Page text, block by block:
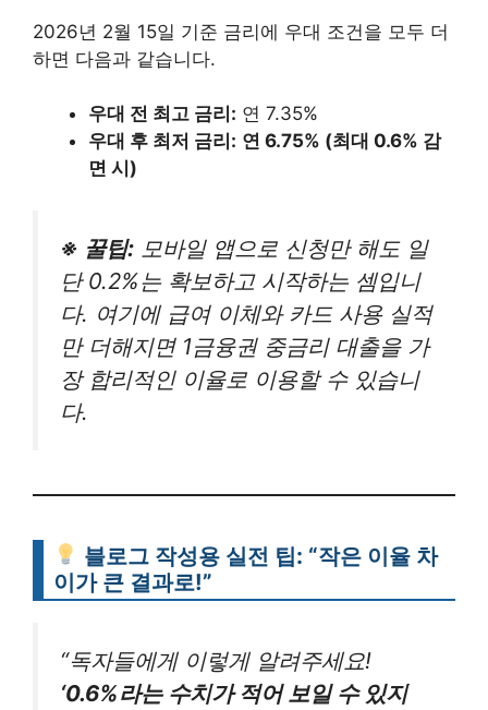
2026년 2월 15일 기준 금리에 우대 조건을 모두 더
하면 다음과 같습니다.
우대 전 최고 금리: 연 7.35%
우대 후 최저 금리: 연 6.75% (최대 0.6% 감
면 시)
※ 꿀팁: 모바일 앱으로 신청만 해도 일
단 0.2%는 확보하고 시작하는 셈입니
다. 여기에 급여 이체와 카드 사용 실적
만 더해지면 1금융권 중금리 대출을 가
장 합리적인 이율로 이용할 수 있습니
다.
블로그 작성용 실전 팁: “작은 이율 차
이가 큰 결과로!”
“독자들에게 이렇게 알려주세요!
‘0.6%라는 수치가 적어 보일 수 있지